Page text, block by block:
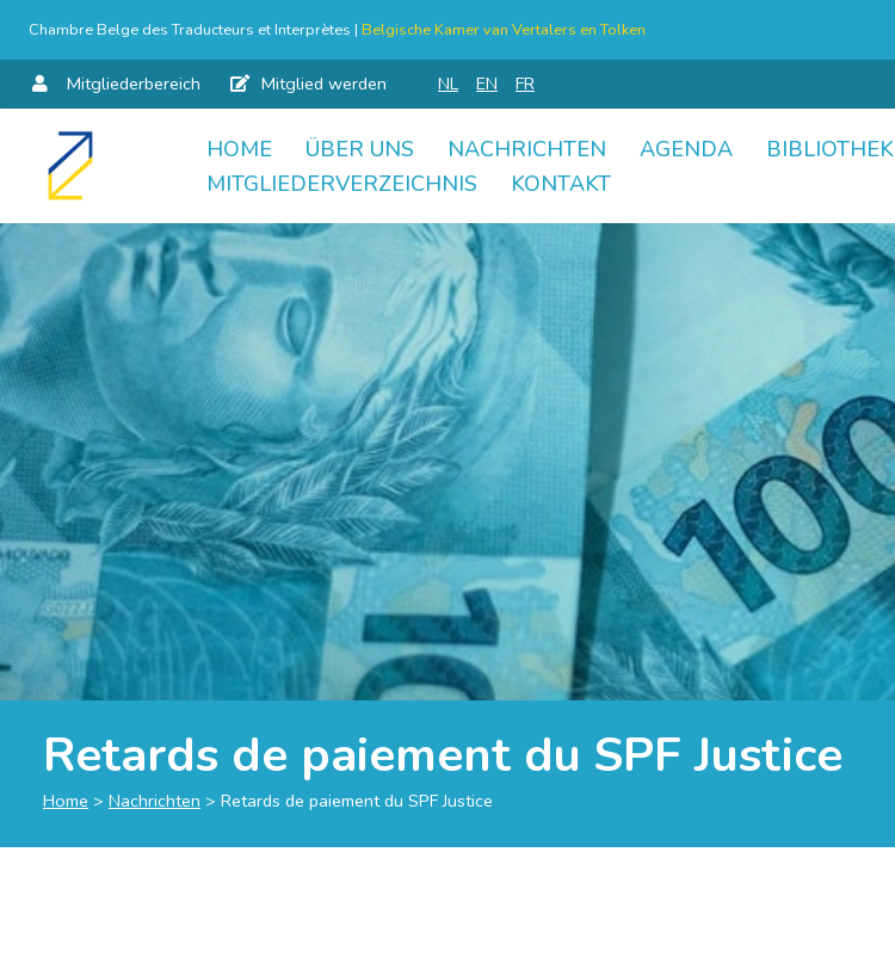
Chambre Belge des Traducteurs et Interprètes | Belgische Kamer van Vertalers en Tolken
Mitgliederbereich Mitglied werden NL EN FR
Skip
HOME ÜBER UNS NACHRICHTEN AGENDA
BIBLIOTHEK
MITGLIEDERVERZEICHNIS
KONTAKT
Retards de paiement du SPF Justice
Home > Nachrichten > Retards de paiement du SPF Justice